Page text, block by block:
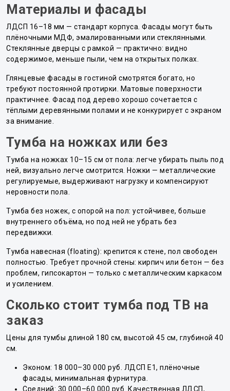
Материалы и фасады
ЛДСП 16–18 мм — стандарт корпуса. Фасады могут быть
плёночными МДФ, эмалированными или стеклянными.
Стеклянные дверцы с рамкой — практично: видно
содержимое, меньше пыли, чем на открытых полках.
Глянцевые фасады в гостиной смотрятся богато, но
требуют постоянной протирки. Матовые поверхности
практичнее. Фасад под дерево хорошо сочетается с
тёплыми деревянными полами и не конкурирует с экраном
за внимание.
Тумба на ножках или без
Тумба на ножках 10–15 см от пола: легче убирать пыль под
ней, визуально легче смотрится. Ножки — металлические
регулируемые, выдерживают нагрузку и компенсируют
неровности пола.
Тумба без ножек, с опорой на пол: устойчивее, больше
внутреннего объёма, но под ней не убрать без
передвижки.
Тумба навесная (floating): крепится к стене, пол свободен
полностью. Требует прочной стены: кирпич или бетон — без
проблем, гипсокартон — только с металлическим каркасом
и усилением.
Сколько стоит тумба под ТВ на
заказ
Цены для тумбы длиной 180 см, высотой 45 см, глубиной 40
см.
Эконом: 18 000–30 000 руб. ЛДСП E1, плёночные
фасады, минимальная фурнитура.
Средний: 30 000–60 000 руб. Качественная ЛДСП,